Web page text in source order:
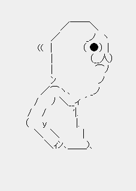
／￣￣＼
／ _ノ ヽ
(( | （ ●） |
| （__人）
| ⌒ﾉ
ﾝ ノ
／⌒ヽ､ _ノ 失
/ ﾉ ＼__ィ ´
/ / '|.
（ y |.
＼ ＼ |
＼ｨﾝ､＿＿)、